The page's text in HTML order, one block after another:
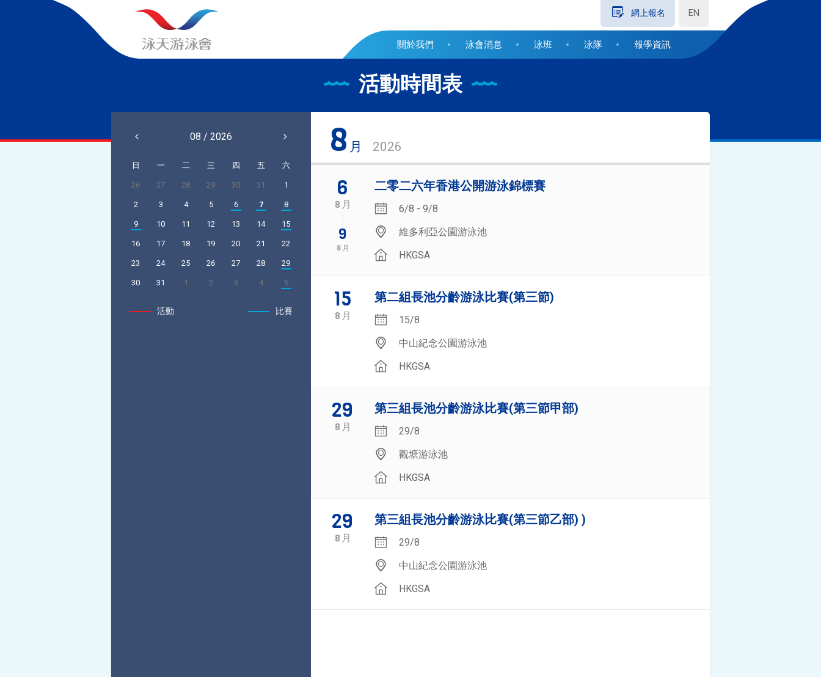
網上報名 EN
關於我們 泳會消息 泳班 泳隊 報學資訊
活動時間表
08 / 2026
日 一 二 三 四 五 六
26 27 28 29 30 31 1
2 3 4 5 6 7 8
9 10 11 12 13 14 15
16 17 18 19 20 21 22
23 24 25 26 27 28 29
30 31 1 2 3 4 5
活動 比賽
8 月 2026
6
8 月
9
8 月
二零二六年香港公開游泳錦標賽
6/8 - 9/8
維多利亞公園游泳池
HKGSA
15
8 月
第二組長池分齡游泳比賽(第三節)
15/8
中山紀念公園游泳池
HKGSA
29
8 月
第三組長池分齡游泳比賽(第三節甲部)
29/8
觀塘游泳池
HKGSA
29
8 月
第三組長池分齡游泳比賽(第三節乙部) )
29/8
中山紀念公園游泳池
HKGSA